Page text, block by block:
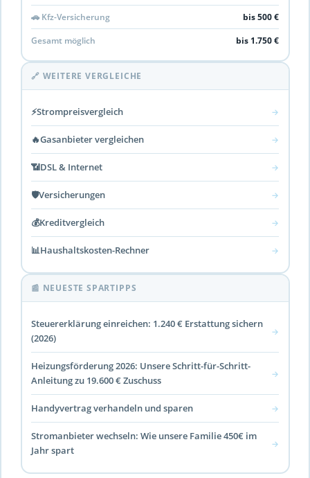
🚗 Kfz-Versicherung
bis 500 €
Gesamt möglich
bis 1.750 €
🔗 WEITERE VERGLEICHE
⚡Strompreisvergleich →
🔥Gasanbieter vergleichen →
📶DSL & Internet →
🛡️Versicherungen →
💰Kreditvergleich →
📊Haushaltskosten-Rechner →
📰 NEUESTE SPARTIPPS
Steuererklärung einreichen: 1.240 € Erstattung sichern
(2026)
→
Heizungsförderung 2026: Unsere Schritt-für-Schritt-
Anleitung zu 19.600 € Zuschuss
→
Handyvertrag verhandeln und sparen →
Stromanbieter wechseln: Wie unsere Familie 450€ im
Jahr spart
→